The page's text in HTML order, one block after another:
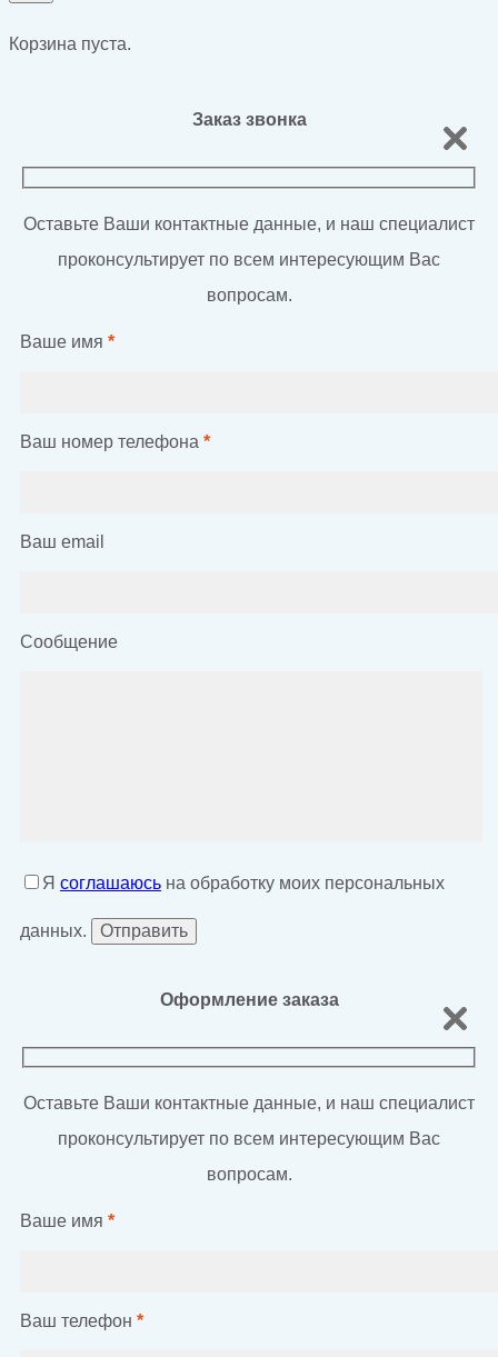
Корзина пуста.
Заказ звонка
Оставьте Ваши контактные данные, и наш специалист
проконсультирует по всем интересующим Вас
вопросам.
Ваше имя *
Ваш номер телефона *
Ваш email
Сообщение
Я соглашаюсь на обработку моих персональных
данных.
Оформление заказа
Оставьте Ваши контактные данные, и наш специалист
проконсультирует по всем интересующим Вас
вопросам.
Ваше имя *
Ваш телефон *